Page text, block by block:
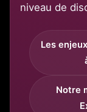
niveau de
Les
Notre